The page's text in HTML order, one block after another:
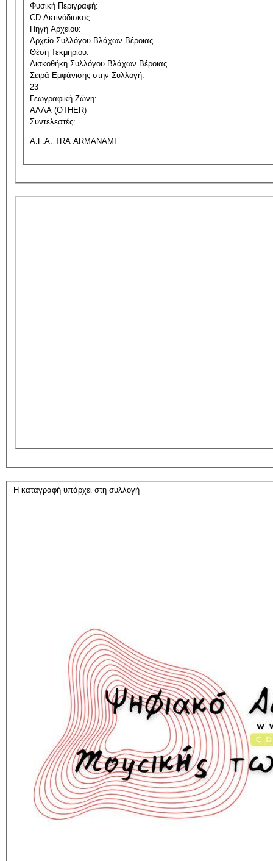
Φυσική Περιγραφή:
CD Ακτινόδισκος
Πηγή Αρχείου:
Αρχείο Συλλόγου Βλάχων Βέροιας
Θέση Τεκμηρίου:
Δισκοθήκη Συλλόγου Βλάχων Βέροιας
Σειρά Εμφάνισης στην Συλλογή:
23
Γεωγραφική Ζώνη:
ΑΛΛΑ (OTHER)
Συντελεστές:
A.F.A. TRA ARMANAMI
Η καταγραφή υπάρχει στη συλλογή